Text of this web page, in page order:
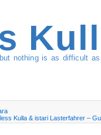
nothing is as difficult
Kulla & istari Lasterfahrer –